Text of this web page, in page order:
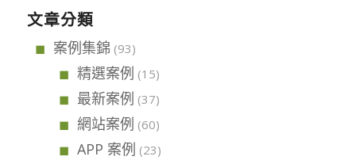
文章分類
案例集錦 (93)
精選案例 (15)
最新案例 (37)
網站案例 (60)
APP 案例 (23)